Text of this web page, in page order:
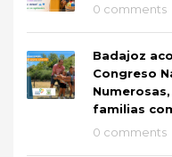
0 comments
Badajoz
Congreso
familias
0 comments